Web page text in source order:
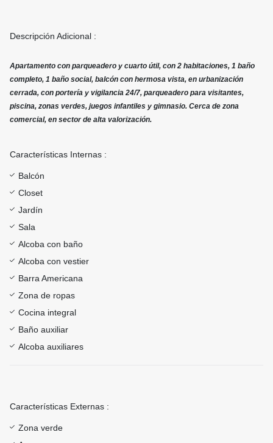
Descripción Adicional :
Apartamento con parqueadero y cuarto útil, con 2 habitaciones, 1 baño
completo, 1 baño social, balcón con hermosa vista, en urbanización
cerrada, con portería y vigilancia 24/7, parqueadero para visitantes,
piscina, zonas verdes, juegos infantiles y gimnasio. Cerca de zona
comercial, en sector de alta valorización.
Características Internas :
Balcón
Closet
Jardín
Sala
Alcoba con baño
Alcoba con vestier
Barra Americana
Zona de ropas
Cocina integral
Baño auxiliar
Alcoba auxiliares
Características Externas :
Zona verde